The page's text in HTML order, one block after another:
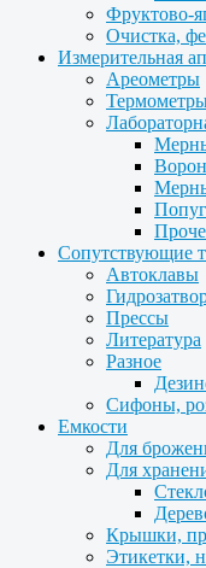
Фруктово-
Очистка,
Измерительная
Ареометры
Сопутствующие
Автоклавы
Прессы
Литература
Разное
Сифоны,
Емкости
Для
Для
Крышки,
Этикетки,